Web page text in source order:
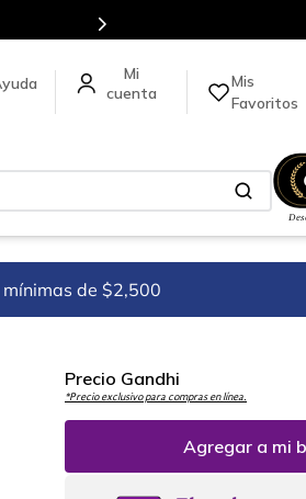
Envíos a todo el mundo, para
Mis
Favoritos
de $2,500
Precio Gandhi
*Precio exclusivo para compras en línea.
Agregar a mi